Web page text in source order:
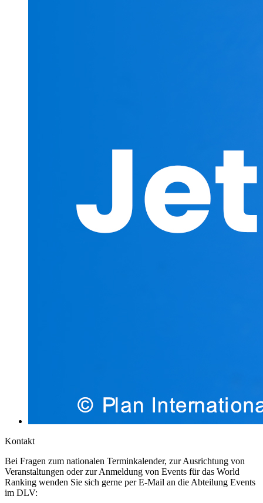
Kontakt
Bei Fragen zum nationalen Terminkalender, zur Ausrichtung von
Veranstaltungen oder zur Anmeldung von Events für das World
Ranking wenden Sie sich gerne per E-Mail an die Abteilung Events
im DLV: